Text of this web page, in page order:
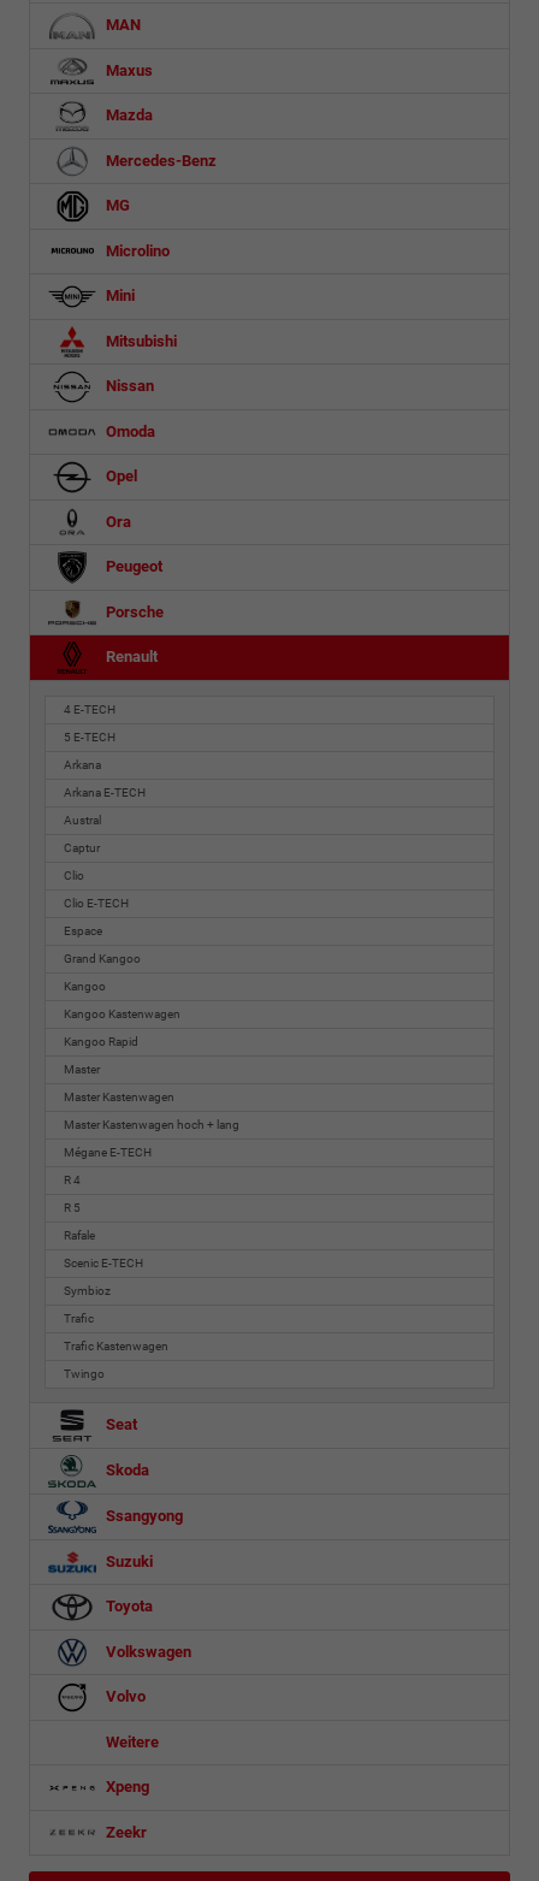
MAN
Maxus
Mazda
Mercedes-Benz
MG
Microlino
Mini
Mitsubishi
Nissan
Omoda
Opel
Ora
Peugeot
Porsche
Renault
4 E-TECH
5 E-TECH
Arkana
Arkana E-TECH
Austral
Captur
Clio
Clio E-TECH
Espace
Grand Kangoo
Kangoo
Kangoo Kastenwagen
Kangoo Rapid
Master
Master Kastenwagen
Master Kastenwagen hoch + lang
Mégane E-TECH
R 4
R 5
Rafale
Scenic E-TECH
Symbioz
Trafic
Trafic Kastenwagen
Twingo
Seat
Skoda
Ssangyong
Suzuki
Toyota
Volkswagen
Volvo
Weitere
Xpeng
Zeekr